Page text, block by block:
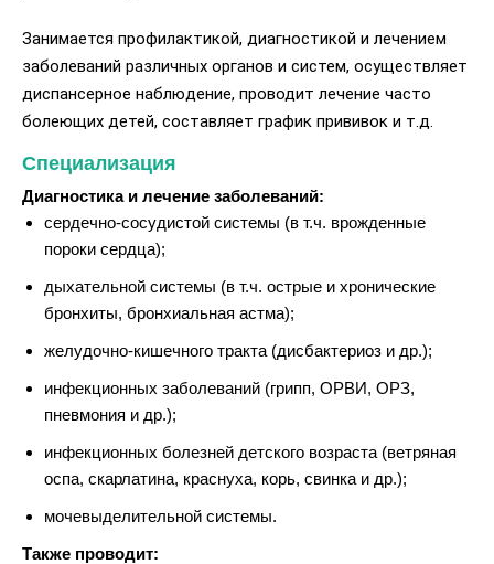
Занимается профилактикой, диагностикой и лечением
заболеваний различных органов и систем, осуществляет
диспансерное наблюдение, проводит лечение часто
болеющих детей, составляет график прививок и т.д.
Специализация
Диагностика и лечение заболеваний:
сердечно-сосудистой системы (в т.ч. врожденные
пороки сердца);
дыхательной системы (в т.ч. острые и хронические
бронхиты, бронхиальная астма);
желудочно-кишечного тракта (дисбактериоз и др.);
инфекционных заболеваний (грипп, ОРВИ, ОРЗ,
пневмония и др.);
инфекционных болезней детского возраста (ветряная
оспа, скарлатина, краснуха, корь, свинка и др.);
мочевыделительной системы.
Также проводит: